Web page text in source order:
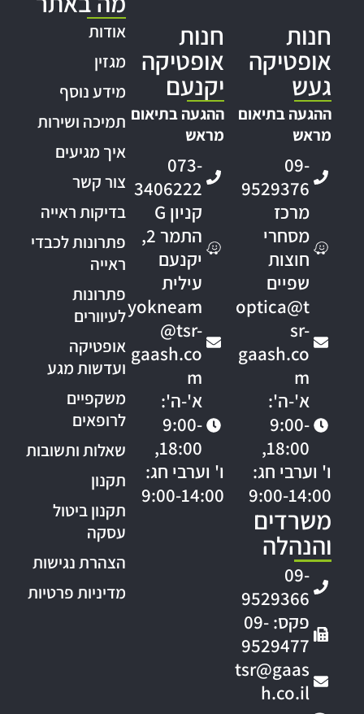
חנות
אופטיקה
געש
ההגעה בתיאום
מראש
09-
9529376
מרכז
מסחרי
חוצות
שפיים
optica@t
sr-
gaash.co
m
א'-ה':
9:00-
18:00,
ו' וערבי חג:
9:00-14:00
משרדים
והנהלה
09-
9529366
פקס: 09-
9529477
tsr@gaas
h.co.il
חנות
אופטיקה
יקנעם
ההגעה בתיאום
מראש
073-
3406222
קניון G
התמר 2,
יקנעם
עילית
yokneam
@tsr-
gaash.co
m
א'-ה':
9:00-
18:00,
ו' וערבי חג:
9:00-14:00
אודות
מגזין
מידע נוסף
תמיכה ושירות
איך מגיעים
צור קשר
בדיקות ראייה
פתרונות לכבדי
ראייה
פתרונות
לעיוורים
אופטיקה
ועדשות מגע
משקפיים
לרופאים
שאלות ותשובות
תקנון
תקנון ביטול
עסקה
הצהרת נגישות
מדיניות פרטיות